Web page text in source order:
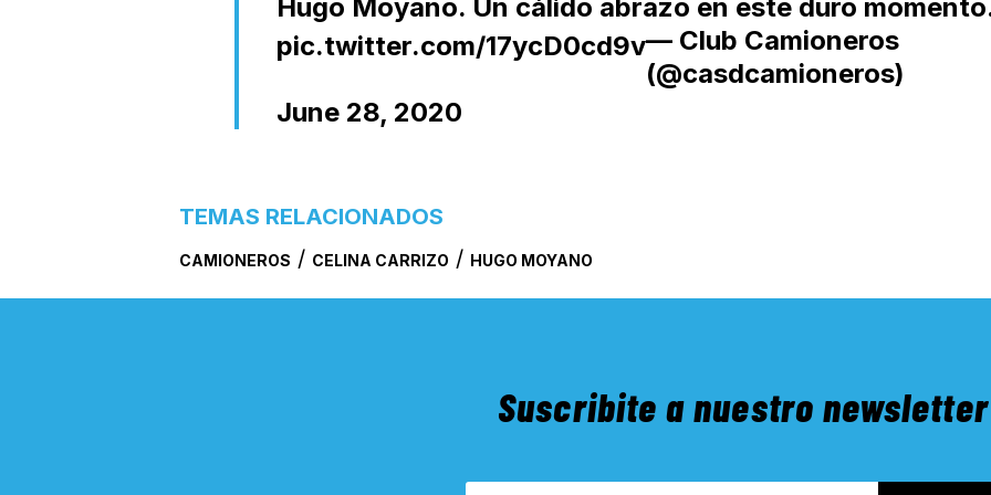
Hugo Moyano. Un cálido abrazo en este duro
pic.twitter.com/17ycD0cd9v— Club Camioneros
(@casdcamioneros)
June 28, 2020
TEMAS RELACIONADOS
CAMIONEROS / CELINA CARRIZO / HUGO MOYANO
Suscribite a nuestro newsletter